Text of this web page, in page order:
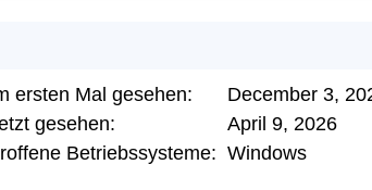
ersten Mal gesehen:
December 3,
gesehen:
April 9, 2026
Betriebssysteme: Windows